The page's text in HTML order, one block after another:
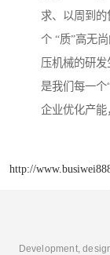
求、以周到
个 “质”高无
压机械的研发
是我们每一
企业优化产能
http://
Development,